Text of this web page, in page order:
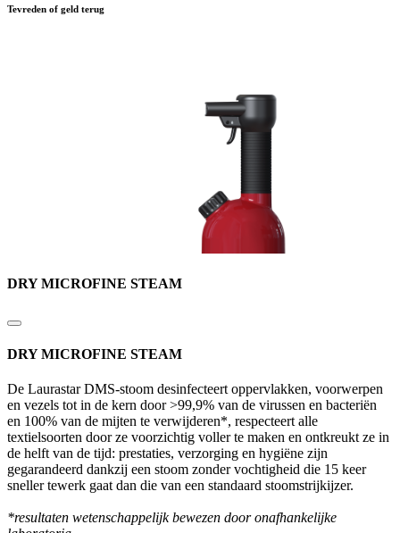
Tevreden of geld terug
DRY MICROFINE STEAM
DRY MICROFINE STEAM
De Laurastar DMS-stoom desinfecteert oppervlakken, voorwerpen
en vezels tot in de kern door >99,9% van de virussen en bacteriën
en 100% van de mijten te verwijderen*, respecteert alle
textielsoorten door ze voorzichtig voller te maken en ontkreukt ze in
de helft van de tijd: prestaties, verzorging en hygiëne zijn
gegarandeerd dankzij een stoom zonder vochtigheid die 15 keer
sneller tewerk gaat dan die van een standaard stoomstrijkijzer.
*resultaten wetenschappelijk bewezen door onafhankelijke